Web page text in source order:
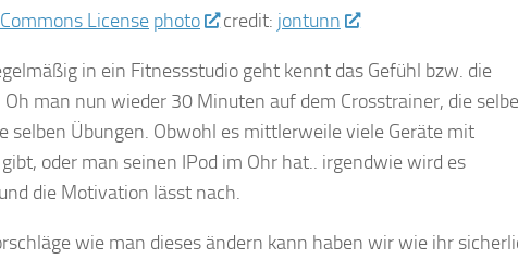
photo credit: jontunn
in ein Fitnessstudio geht kennt das Gefühl bzw. die
Oh man nun wieder 30 Minuten auf dem Crosstrainer, die
selben Übungen. Obwohl es mittlerweile viele Geräte mit
oder man seinen IPod im Ohr hat.. irgendwie wird es
die Motivation lässt nach.
wie man dieses ändern kann haben wir wie ihr